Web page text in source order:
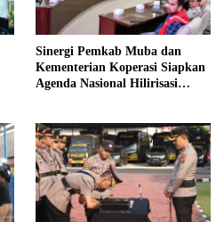
Sinergi Pemkab Muba dan
Kementerian Koperasi Siapkan
Agenda Nasional Hilirisasi